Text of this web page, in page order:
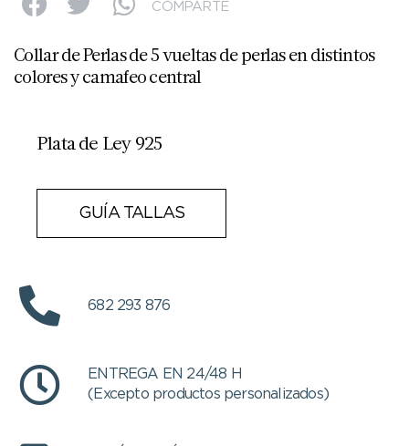
COMPARTE
Collar de Perlas de 5 vueltas de perlas en distintos
colores y camafeo central
Plata de Ley 925
GUÍA TALLAS
682 293 876
ENTREGA EN 24/48 H
(Excepto productos personalizados)